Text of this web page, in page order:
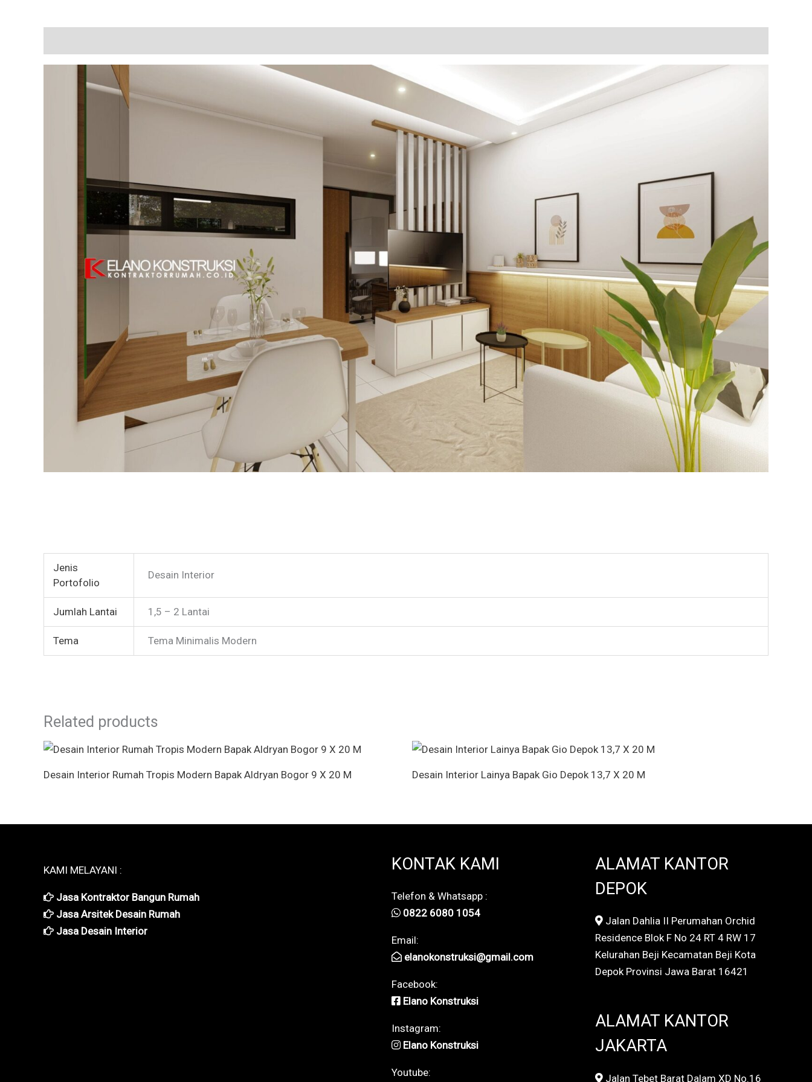
Jenis
Portofolio
Desain Interior
Jumlah Lantai 1,5 – 2 Lantai
Tema Tema Minimalis Modern
Related products
Desain Interior Rumah Tropis Modern Bapak Aldryan Bogor 9 X 20 M Desain Interior Lainya Bapak Gio Depok 13,7 X 20 M
KAMI MELAYANI :
Jasa Kontraktor Bangun Rumah
Jasa Arsitek Desain Rumah
Jasa Desain Interior
KONTAK KAMI
Telefon & Whatsapp :
0822 6080 1054
Email:
elanokonstruksi@gmail.com
Facebook:
Elano Konstruksi
Instagram:
Elano Konstruksi
Youtube:
ALAMAT KANTOR
DEPOK
Jalan Dahlia II Perumahan Orchid
Residence Blok F No 24 RT 4 RW 17
Kelurahan Beji Kecamatan Beji Kota
Depok Provinsi Jawa Barat 16421
ALAMAT KANTOR
JAKARTA
Jalan Tebet Barat Dalam XD No.16